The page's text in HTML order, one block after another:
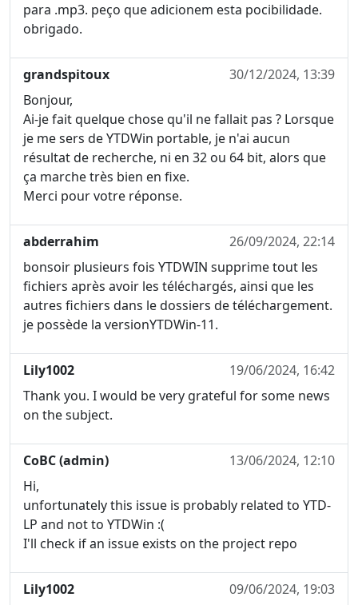
para .mp3. peço que adicionem esta pocibilidade.
obrigado.
grandspitoux
30/12/2024, 13:39
Bonjour,
Ai-je fait quelque chose qu'il ne fallait pas ? Lorsque
je me sers de YTDWin portable, je n'ai aucun
résultat de recherche, ni en 32 ou 64 bit, alors que
ça marche très bien en fixe.
Merci pour votre réponse.
abderrahim
26/09/2024, 22:14
bonsoir plusieurs fois YTDWIN supprime tout les
fichiers après avoir les téléchargés, ainsi que les
autres fichiers dans le dossiers de téléchargement.
je possède la versionYTDWin-11.
Lily1002
19/06/2024, 16:42
Thank you. I would be very grateful for some news
on the subject.
CoBC (admin)
13/06/2024, 12:10
Hi,
unfortunately this issue is probably related to YTD-
LP and not to YTDWin :(
I'll check if an issue exists on the project repo
Lily1002
09/06/2024, 19:03